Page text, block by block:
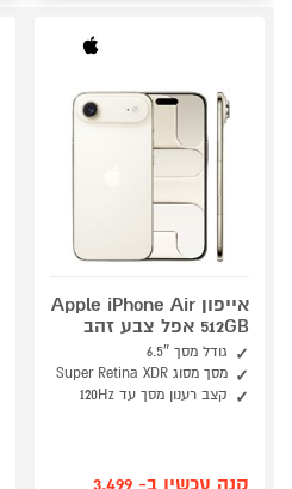
אייפון Apple iPhone Air
512GB אפל צבע זהב
גודל מסך 6.5″
מסך מסוג Super Retina XDR
קצב רענון מסך עד 120Hz
קנה עכשיו ב- 3,499